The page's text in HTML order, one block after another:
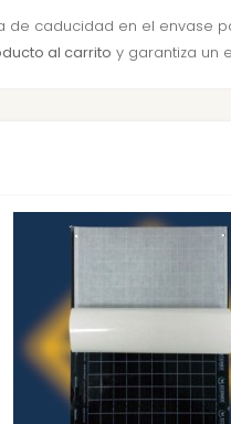
de caducidad en el envase
al carrito y garantiza un